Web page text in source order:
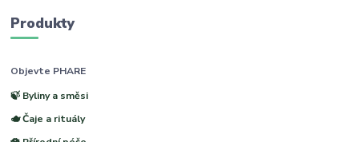
Produkty
Objevte PHARE
🍃 Byliny a směsi
🫖 Čaje a rituály